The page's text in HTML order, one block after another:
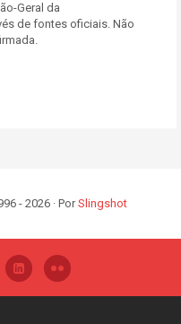
Geral da
de fontes oficiais. Não
- 2026 · PorSlingshot